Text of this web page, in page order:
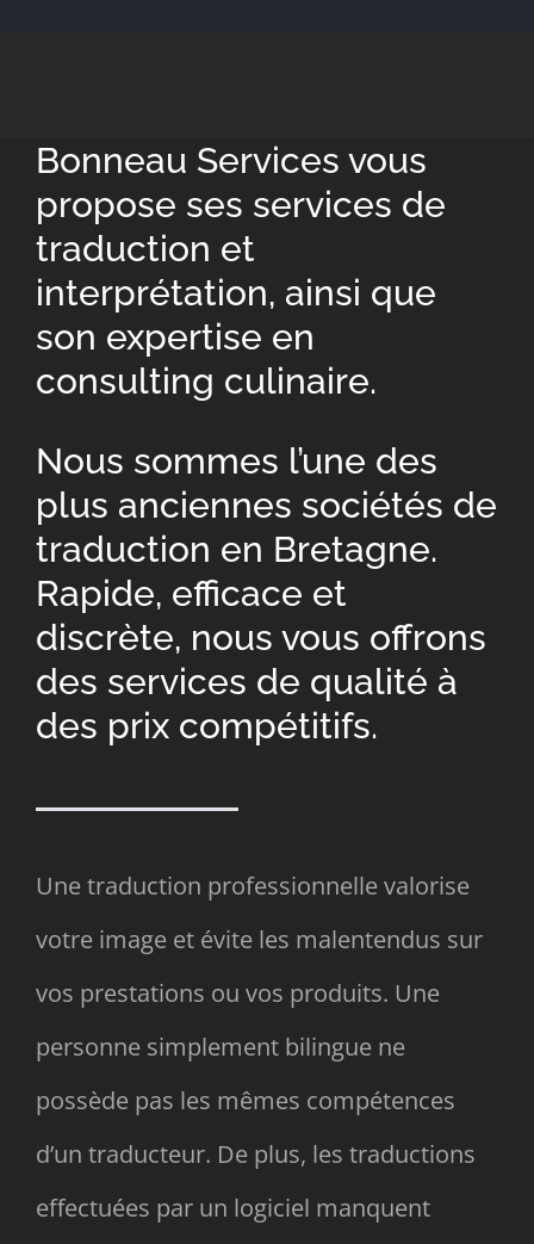
Bonneau Services vous
propose ses services de
traduction et
interprétation, ainsi que
son expertise en
consulting culinaire.
Nous sommes l’une des
plus anciennes sociétés de
traduction en Bretagne.
Rapide, efficace et
discrète, nous vous offrons
des services de qualité à
des prix compétitifs.
Une traduction professionnelle valorise
votre image et évite les malentendus sur
vos prestations ou vos produits. Une
personne simplement bilingue ne
possède pas les mêmes compétences
d’un traducteur. De plus, les traductions
effectuées par un logiciel manquent